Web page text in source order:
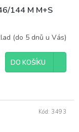
144 M M+S
(do 5 dnů u Vás)
DO KOŠÍKU
Kód: 3493